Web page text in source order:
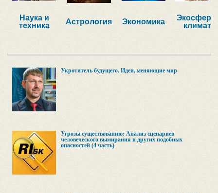
Наука и
техника
Астрология Экономика
Экосфера,
климат
Укротитель будущего. Идеи, меняющие мир
Угрозы существованию: Анализ сценариев
человеческого вымирания и других подобных
опасностей (4 часть)